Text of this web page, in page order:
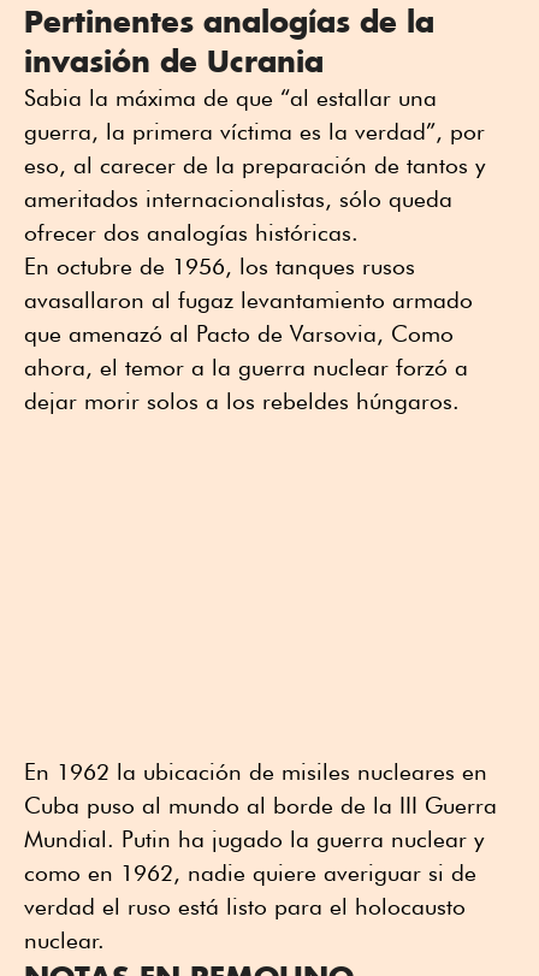
Pertinentes analogías de la
invasión de Ucrania
Sabia la máxima de que “al estallar una
guerra, la primera víctima es la verdad”, por
eso, al carecer de la preparación de tantos y
ameritados internacionalistas, sólo queda
ofrecer dos analogías históricas.
En octubre de 1956, los tanques rusos
avasallaron al fugaz levantamiento armado
que amenazó al Pacto de Varsovia, Como
ahora, el temor a la guerra nuclear forzó a
dejar morir solos a los rebeldes húngaros.
En 1962 la ubicación de misiles nucleares en
Cuba puso al mundo al borde de la III Guerra
Mundial. Putin ha jugado la guerra nuclear y
como en 1962, nadie quiere averiguar si de
verdad el ruso está listo para el holocausto
nuclear.